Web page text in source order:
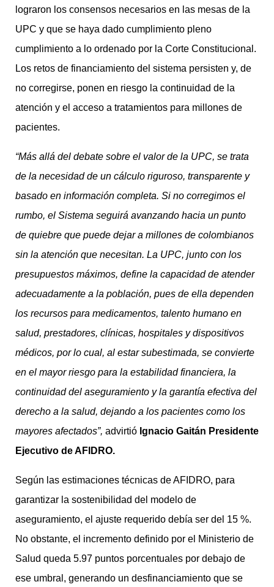
lograron los consensos necesarios en las mesas de la
UPC y que se haya dado cumplimiento pleno
cumplimiento a lo ordenado por la Corte Constitucional.
Los retos de financiamiento del sistema persisten y, de
no corregirse, ponen en riesgo la continuidad de la
atención y el acceso a tratamientos para millones de
pacientes.
“Más allá del debate sobre el valor de la UPC, se trata
de la necesidad de un cálculo riguroso, transparente y
basado en información completa. Si no corregimos el
rumbo, el Sistema seguirá avanzando hacia un punto
de quiebre que puede dejar a millones de colombianos
sin la atención que necesitan. La UPC, junto con los
presupuestos máximos, define la capacidad de atender
adecuadamente a la población, pues de ella dependen
los recursos para medicamentos, talento humano en
salud, prestadores, clínicas, hospitales y dispositivos
médicos, por lo cual, al estar subestimada, se convierte
en el mayor riesgo para la estabilidad financiera, la
continuidad del aseguramiento y la garantía efectiva del
derecho a la salud, dejando a los pacientes como los
mayores afectados”, advirtió Ignacio Gaitán Presidente
Ejecutivo de AFIDRO.
Según las estimaciones técnicas de AFIDRO, para
garantizar la sostenibilidad del modelo de
aseguramiento, el ajuste requerido debía ser del 15 %.
No obstante, el incremento definido por el Ministerio de
Salud queda 5.97 puntos porcentuales por debajo de
ese umbral, generando un desfinanciamiento que se